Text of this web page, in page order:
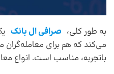
به طور کلی، صرافی ال بانک
می‌کند که هم برای معامله‌گران
باتجربه، مناسب است. انواع